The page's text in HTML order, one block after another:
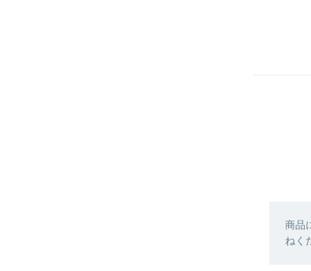
商品
ねく